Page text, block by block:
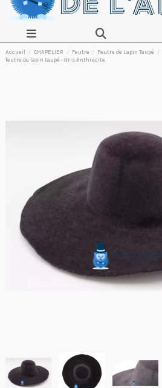
Accueil CHAPELIER Feutre Feutre de Lapin Taupé
feutre de lapin taupé - Gris Anthracite